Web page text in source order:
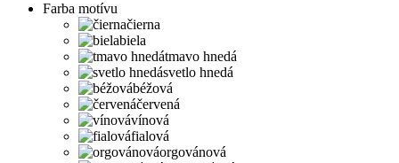
Farba motívu
čierna
biela
tmavo hnedá
svetlo hnedá
béžová
červená
vínová
fialová
orgovánová